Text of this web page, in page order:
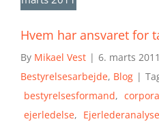
Hvem har ansvaret for
By Mikael Vest | 6. marts 2011
Bestyrelsesarbejde, Blog |
bestyrelsesformand,
ejerledelse,